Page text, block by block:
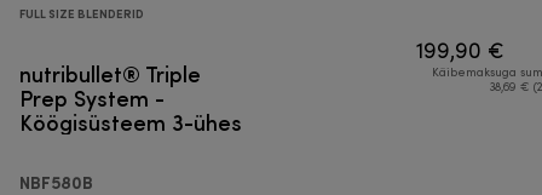
FULL SIZE BLENDERID
nutribullet® Triple
Prep System -
Köögisüsteem 3-ühes
NBF580B
199,90 €
Käibemaksuga
38,69 €